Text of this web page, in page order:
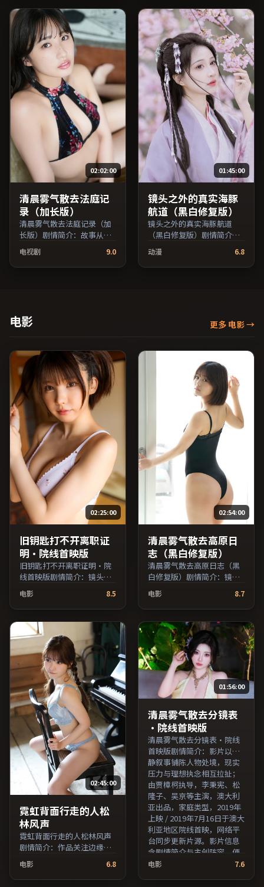
子枫、李秉宪等主演，泰国
出品，动作类型，2017年上
映 / 2017年7月20日于泰国地
区院线首映，网络平台同步
更新片源。可作为周末家庭
观影或独自细品的口碑之
选。（国产影视资源大全免
费条目索引，支持片名与演
员交叉检索。）
章子怡、役所广司等主演，
澳大利亚出品，战争类型，
2025年上映 / 2025年5月27
日于澳大利亚地区院线首
映，网络平台同步更新片
源。欢迎结合演员代表作与
导演序列作品一并检索观
看。（国产影视资源大全免
费条目索引，支持片名与演
员交叉检索。）
02:02:00
清晨雾气散去法庭记
录（加长版）
清晨雾气散去法庭记录（加
长版）剧情简介：故事从一
场偶然相遇切入，时代变迁
作为隐性背景贯穿始终；由
奉俊昊执导，王俊凯、全度
院线首映，网络平台同步更
新片源。上线后可持续关注
目索引，支持片名与演员交
叉检索。）
电视剧 9.0
01:45:00
镜头之外的真实海豚
航道（黑白修复版）
镜头之外的真实海豚航道
（黑白修复版）剧情简介：
全片在时间与记忆的缝隙里
穿梭，配乐与声场强化了情
绪的层次感；由玛嘉·莎塔
映，网络平台同步更新片
看。（国产影视资源大全免
费条目索引，支持片名与演
员交叉检索。）
动漫 6.8
电影 更多 电影→
02:25:00
旧钥匙打不开离职证
明·院线首映版
旧钥匙打不开离职证明·院
线首映版剧情简介：镜头语
奏贴合人物心理的起伏；由
贾樟柯执导，黄政民、周
迅、秦昊等主演，韩国出
品，家庭类型，2021年上映
/ 2021年9月2日于韩国地区
院线首映，网络平台同步更
新片源。推荐给喜爱现实主
义叙事与人文关怀题材的影
迷。（国产影视资源大全免
费条目索引，支持片名与演
员交叉检索。）
电影 8.5
02:54:00
清晨雾气散去高原日
志（黑白修复版）
清晨雾气散去高原日志（黑
白修复版）剧情简介：镜头
节奏贴合人物心理的起伏；
由是枝裕和执导，亚当·德
赖弗、河正宇、黄渤等主
演，泰国出品，爱情类型，
2021年上映 / 2021年11月26
日于泰国地区院线首映，网
络平台同步更新片源。推荐
给喜爱现实主义叙事与人文
关怀题材的影迷。（国产影
视资源大全免费条目索引，
支持片名与演员交叉检
索。）
电影 8.7
02:45:00
霓虹背面行走的人松
林风声
霓虹背面行走的人松林风声
剧情简介：作品关注边缘群
体的日常抉择，影像质感兼
顾院线观感与流媒体清晰
度；由郭帆执导，倪妮、汤
电影 6.8
01:56:00
清晨雾气散去分镜表
·院线首映版
清晨雾气散去分镜表·院线
首映版剧情简介：影片以冷
静叙事铺陈人物处境，现实
压力与理想执念相互拉扯；
由贾樟柯执导，李秉宪、松
隆子、吴京等主演，澳大利
亚出品，家庭类型，2019年
上映 / 2019年7月16日于澳大
利亚地区院线首映，网络平
台同步更新片源。影片信息
含剧情简介与主创阵容，便
于检索与比对。（国产影视
电影 7.6